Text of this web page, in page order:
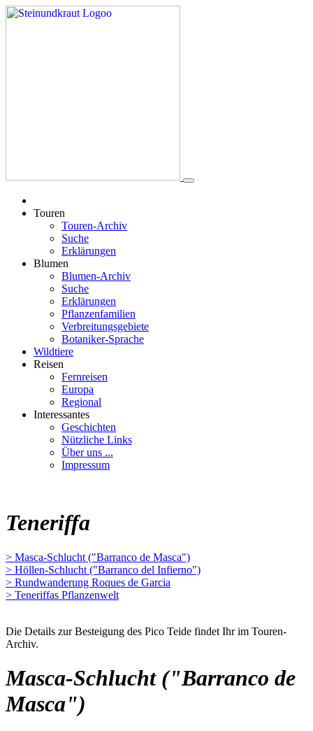
Touren
Touren-Archiv
Suche
Erklärungen
Blumen
Blumen-Archiv
Suche
Erklärungen
Pflanzenfamilien
Verbreitungsgebiete
Botaniker-Sprache
Wildtiere
Reisen
Fernreisen
Europa
Regional
Interessantes
Geschichten
Nützliche Links
Über uns ...
Impressum
Teneriffa
> Masca-Schlucht ("Barranco de Masca")
> Höllen-Schlucht ("Barranco del Infierno")
> Rundwanderung Roques de Garcia
> Teneriffas Pflanzenwelt
Die Details zur Besteigung des Pico Teide findet Ihr im Touren-
Archiv.
Masca-Schlucht ("Barranco de
Masca")